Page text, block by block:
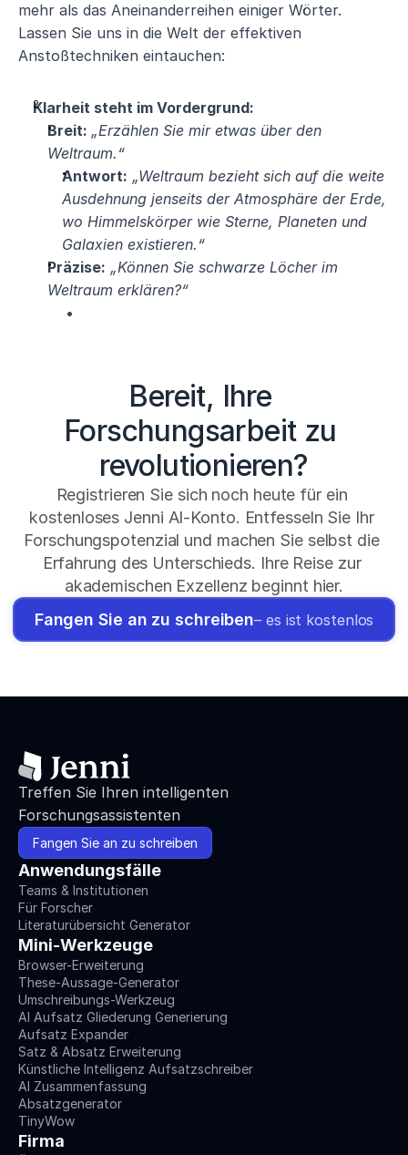
mehr als das Aneinanderreihen einiger Wörter.
Lassen Sie uns in die Welt der effektiven
Anstoßtechniken eintauchen:
Klarheit steht im Vordergrund:
Breit: „Erzählen Sie mir etwas über den
Weltraum.“
Antwort: „Weltraum bezieht sich auf die weite
Ausdehnung jenseits der Atmosphäre der Erde,
wo Himmelskörper wie Sterne, Planeten und
Galaxien existieren.“
Präzise: „Können Sie schwarze Löcher im
Weltraum erklären?“
Bereit, Ihre
Forschungsarbeit zu
revolutionieren?
Registrieren Sie sich noch heute für ein
kostenloses Jenni AI-Konto. Entfesseln Sie Ihr
Forschungspotenzial und machen Sie selbst die
Erfahrung des Unterschieds. Ihre Reise zur
akademischen Exzellenz beginnt hier.
Fangen Sie an zu schreiben– es ist kostenlos
Treffen Sie Ihren intelligenten
Forschungsassistenten
Fangen Sie an zu schreiben
Anwendungsfälle
Teams & Institutionen
Für Forscher
Literaturübersicht Generator
Mini-Werkzeuge
Browser-Erweiterung
These-Aussage-Generator
Umschreibungs-Werkzeug
AI Aufsatz Gliederung Generierung
Aufsatz Expander
Satz & Absatz Erweiterung
Künstliche Intelligenz Aufsatzschreiber
AI Zusammenfassung
Absatzgenerator
TinyWow
Firma